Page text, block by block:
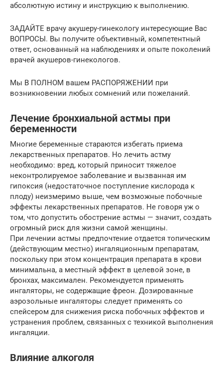
абсолютную истину и инструкцию к выполнению.
ЗАДАЙТЕ врачу акушеру-гинекологу интересующие Вас
ВОПРОСЫ. Вы получите объективный, компетентный
ответ, основанный на наблюдениях и опыте поколений
врачей акушеров-гинекологов.
Мы В ПОЛНОМ вашем РАСПОРЯЖЕНИИ при
возникновении любых сомнений или пожеланий.
Лечение бронхиальной астмы при
беременности
Многие беременные стараются избегать приема
лекарственных препаратов. Но лечить астму
необходимо: вред, который приносит тяжелое
неконтролируемое заболевание и вызванная им
гипоксия (недостаточное поступление кислорода к
плоду) неизмеримо выше, чем возможные побочные
эффекты лекарственных препаратов. Не говоря уж о
том, что допустить обострение астмы — значит, создать
огромный риск для жизни самой женщины.
При лечении астмы предпочтение отдается топическим
(действующим местно) ингаляционным препаратам,
поскольку при этом концентрация препарата в крови
минимальна, а местный эффект в целевой зоне, в
бронхах, максимален. Рекомендуется применять
ингаляторы, не содержащие фреон. Дозированные
аэрозольные ингаляторы следует применять со
спейсером для снижения риска побочных эффектов и
устранения проблем, связанных с техникой выполнения
ингаляции.
Влияние алкоголя